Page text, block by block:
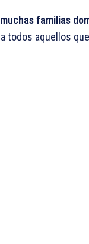
muchas familias
a todos aquellos